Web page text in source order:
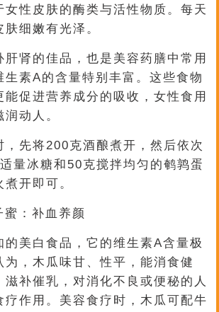
女性皮肤的酶类与活性物质。每天
细嫩有光泽。
肝肾的佳品，也是美容药膳中常用
生素A的含量特别丰富。这些食物
能促进营养成分的吸收，女性食用
动人。
，先将200克酒酿煮开，然后依次
量冰糖和50克搅拌均匀的鹌鹑蛋
开即可。
：补血养颜
的美白食品，它的维生素A含量极
为，木瓜味甘、性平，能消食健
滋补催乳，对消化不良或便秘的人
疗作用。美容食疗时，木瓜可配牛